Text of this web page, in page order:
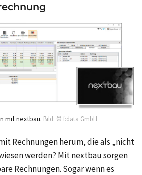
mit nextbau. Bild: © f:data GmbH
Rechnungen herum, die als „nicht
werden? Mit nextbau sorgen
Rechnungen. Sogar wenn es